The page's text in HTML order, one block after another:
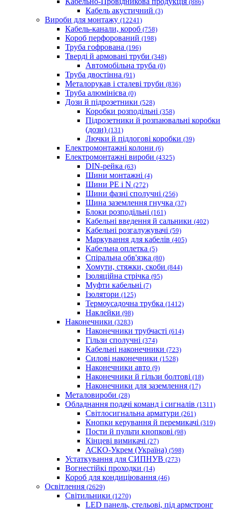
(886)
Кабель акустичний (3)
Вироби для монтажу (12241)
Кабель-канали, короб (758)
Короб перфорований (198)
Труба гофрована (196)
Тверді й армовані труби (348)
Автомобільна труба (0)
Труба двостінна (91)
Металорукав і сталеві труби (836)
Труба алюмінієва (0)
Дози й підрозетники (528)
Коробки розподільні (358)
Підрозетники й розпаювальні коробки
(дози) (131)
Лючки й підлогові коробки (39)
Електромонтажні колони (6)
Електромонтажні вироби (4325)
DIN-рейка (63)
Шини монтажні (4)
Шини PE і N (272)
Шини фазні сполучні (256)
Шина заземлення гнучка (37)
Блоки розподільні (161)
Кабельні введення й сальники (402)
Кабельні розгалужувачі (59)
Маркування для кабелів (405)
Кабельна оплетка (5)
Спіральна обв'язка (80)
Хомути, стяжки, скоби (844)
Ізоляційна стрічка (95)
Муфти кабельні (7)
Ізолятори (125)
Термоусадочна трубка (1412)
Наклейки (98)
Наконечники (3283)
Наконечники трубчасті (614)
Гільзи сполучні (374)
Кабельні наконечники (723)
Силові наконечники (1528)
Наконечники авто (9)
Наконечники й гільзи болтові (18)
Наконечники для заземлення (17)
Металовироби (28)
Обладнання подачі команд і сигналів (1311)
Світлосигнальна арматури (261)
Кнопки керування й перемикачі (319)
Пости й пульти кнопкові (98)
Кінцеві вимикачі (27)
АСКО-Укрем (Україна) (598)
Устаткування для СИПНУВ (273)
Вогнестійкі проходки (14)
Короб для кондиціювання (46)
Освітлення (2629)
Світильники (1270)
LED панель, стельові, під армстронг